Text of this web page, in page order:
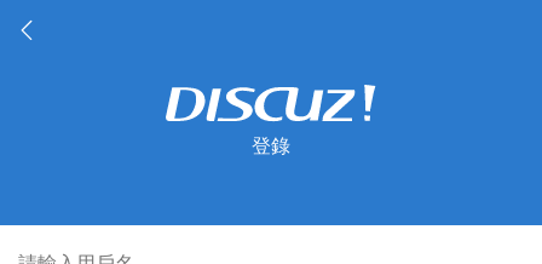
登錄